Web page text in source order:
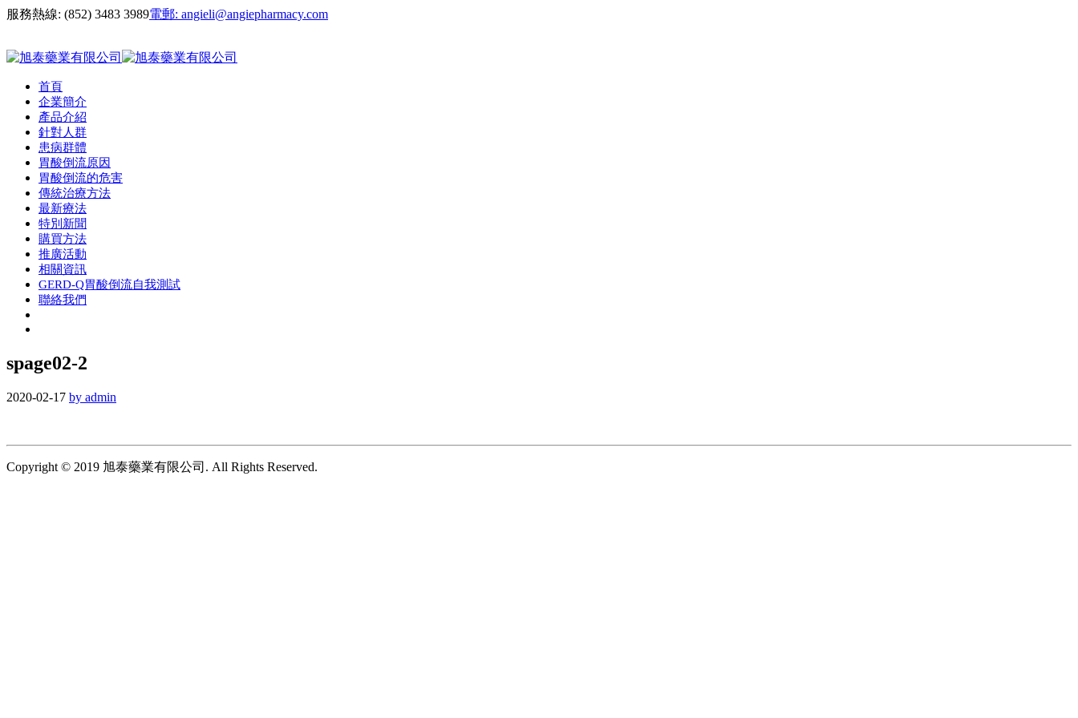
服務熱線: (852) 3483 3989電郵: angieli@angiepharmacy.com
首頁
企業簡介
產品介紹
針對人群
患病群體
胃酸倒流原因
胃酸倒流的危害
傳統治療方法
最新療法
特別新聞
購買方法
推廣活動
相關資訊
GERD-Q胃酸倒流自我測試
聯絡我們
spage02-2
2020-02-17 by admin
Copyright © 2019 旭泰藥業有限公司. All Rights Reserved.